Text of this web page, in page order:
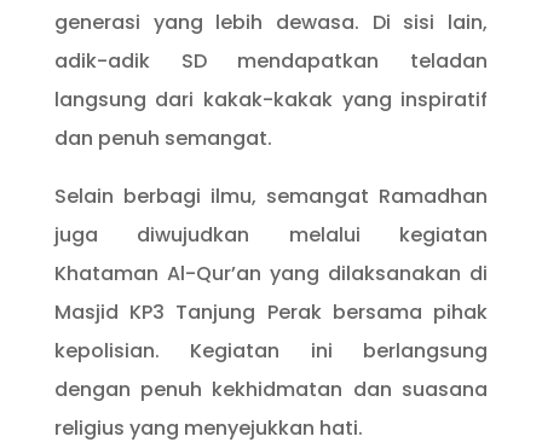
generasi yang lebih dewasa. Di sisi lain,
adik-adik SD mendapatkan teladan
langsung dari kakak-kakak yang inspiratif
dan penuh semangat.
Selain berbagi ilmu, semangat Ramadhan
juga diwujudkan melalui kegiatan
Khataman Al-Qur’an yang dilaksanakan di
Masjid KP3 Tanjung Perak bersama pihak
kepolisian. Kegiatan ini berlangsung
dengan penuh kekhidmatan dan suasana
religius yang menyejukkan hati.